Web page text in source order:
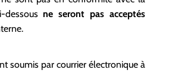
ne seront pas acceptés
soumis par courrier électronique à